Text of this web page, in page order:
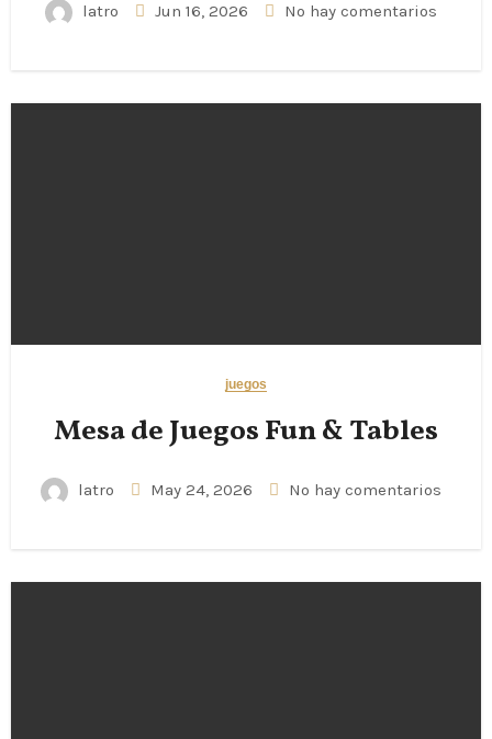
latro Jun 16, 2026 No hay comentarios
juegos
Mesa de Juegos Fun & Tables
latro May 24, 2026 No hay comentarios